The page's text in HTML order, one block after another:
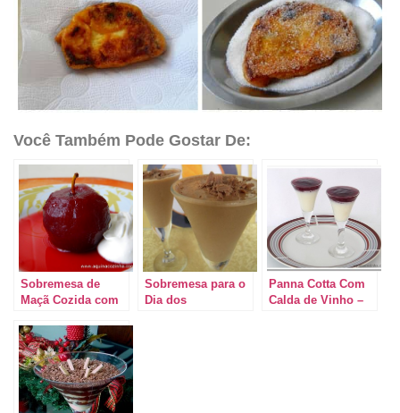
Você Também Pode Gostar De:
Sobremesa de
Maçã Cozida com
Sobremesa para o
Dia dos
Panna Cotta Com
Calda de Vinho –